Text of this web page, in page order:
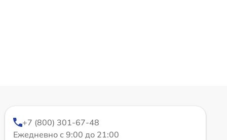
+7 (800) 301-67-48
Ежедневно с 9:00 до 21:00